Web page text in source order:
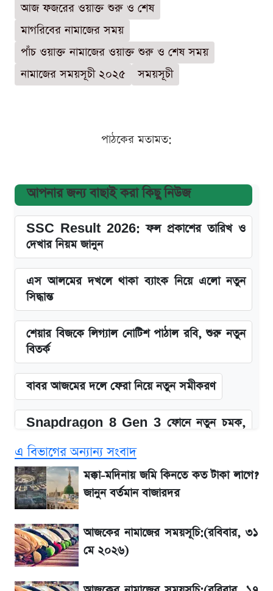
আজ ফজরের ওয়াক্ত শুরু ও শেষ
মাগরিবের নামাজের সময়
পাঁচ ওয়াক্ত নামাজের ওয়াক্ত শুরু ও শেষ সময়
নামাজের সময়সূচী ২০২৫
সময়সূচী
পাঠকের মতামত:
আপনার জন্য বাছাই করা কিছু নিউজ
SSC Result 2026: ফল প্রকাশের তারিখ ও
দেখার নিয়ম জানুন
এস আলমের দখলে থাকা ব্যাংক নিয়ে এলো নতুন
সিদ্ধান্ত
শেয়ার বিজকে লিগ্যাল নোটিশ পাঠাল রবি, শুরু নতুন
বিতর্ক
বাবর আজমের দলে ফেরা নিয়ে নতুন সমীকরণ
Snapdragon 8 Gen 3 ফোনে নতুন চমক,
সাকিবের বাড়িতে হামলা নিয়ে মুখ খুললেন দিলীপ
ঘোষ
জেনে নিন আজকের সোনা ও রুপার সর্বশেষ দাম
তাপমাত্রা নিয়ে নতুন পূর্বাভাস দিল আবহাওয়া অফিস
এ বিভাগের অন্যান্য সংবাদ
মক্কা-মদিনায় জমি কিনতে কত টাকা লাগে?
জানুন বর্তমান বাজারদর
আজকের নামাজের সময়সূচি:(রবিবার, ৩১
মে ২০২৬)